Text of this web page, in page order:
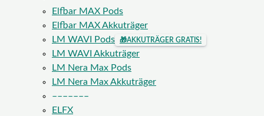
Elfbar MAX Pods
Elfbar MAX Akkuträger
LM WAVI Pods
🎁AKKUTRÄGER GRATIS!
LM WAVI Akkuträger
LM Nera Max Pods
LM Nera Max Akkuträger
–––––––
ELFX